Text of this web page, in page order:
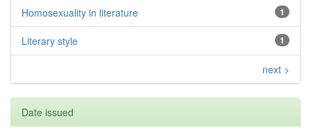
1
Homosexuality in literature
1
Literary style
next >
Date issued